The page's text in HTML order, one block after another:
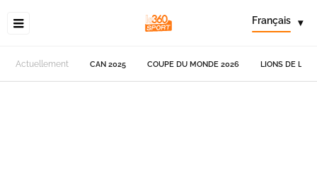
Français ▾
Actuellement CAN 2025 COUPE DU MONDE 2026 LIONS DE